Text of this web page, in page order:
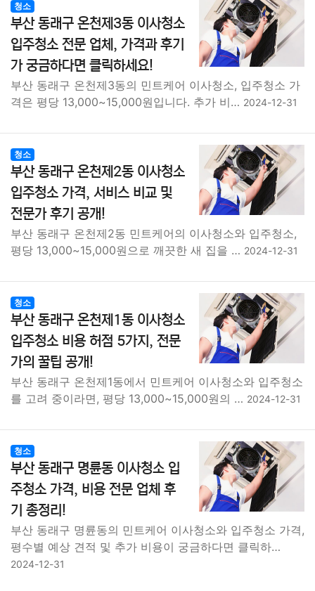
청소
부산 동래구 온천제3동 이사청소
입주청소 전문 업체, 가격과 후기
가 궁금하다면 클릭하세요!
부산 동래구 온천제3동의 민트케어 이사청소, 입주청소 가
격은 평당 13,000~15,000원입니다. 추가 비… 2024-12-31
청소
부산 동래구 온천제2동 이사청소
입주청소 가격, 서비스 비교 및
전문가 후기 공개!
부산 동래구 온천제2동 민트케어의 이사청소와 입주청소,
평당 13,000~15,000원으로 깨끗한 새 집을 … 2024-12-31
청소
부산 동래구 온천제1동 이사청소
입주청소 비용 허점 5가지, 전문
가의 꿀팁 공개!
부산 동래구 온천제1동에서 민트케어 이사청소와 입주청소
를 고려 중이라면, 평당 13,000~15,000원의 … 2024-12-31
청소
부산 동래구 명륜동 이사청소 입
주청소 가격, 비용 전문 업체 후
기 총정리!
부산 동래구 명륜동의 민트케어 이사청소와 입주청소 가격,
평수별 예상 견적 및 추가 비용이 궁금하다면 클릭하…
2024-12-31